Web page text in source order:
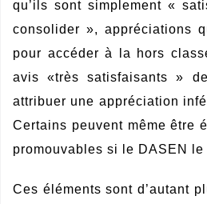
qu’ils sont simplement «
consolider », appréciations
pour accéder à la hors
avis «très satisfaisants »
attribuer une appréciation
Certains peuvent même être
promouvables si le DASEN le
Ces éléments sont d’autant